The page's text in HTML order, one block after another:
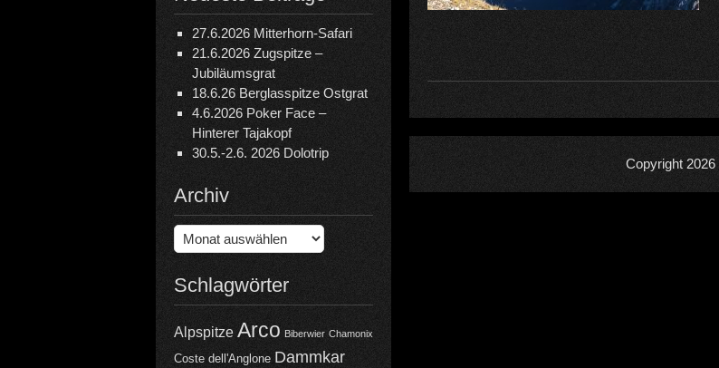
27.6.2026 Mitterhorn-Safari
21.6.2026 Zugspitze –
Jubiläumsgrat
18.6.26 Berglasspitze Ostgrat
4.6.2026 Poker Face –
Hinterer Tajakopf
30.5.-2.6. 2026 Dolotrip
Archiv
Archiv
Schlagwörter
Alpspitze Arco Biberwier Chamonix
Coste dell'Anglone Dammkar
Copyright 2026